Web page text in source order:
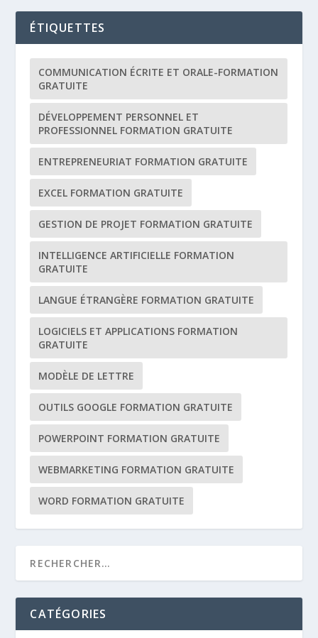
ÉTIQUETTES
COMMUNICATION ÉCRITE ET ORALE-FORMATION
GRATUITE
DÉVELOPPEMENT PERSONNEL ET
PROFESSIONNEL FORMATION GRATUITE
ENTREPRENEURIAT FORMATION GRATUITE
EXCEL FORMATION GRATUITE
GESTION DE PROJET FORMATION GRATUITE
INTELLIGENCE ARTIFICIELLE FORMATION
GRATUITE
LANGUE ÉTRANGÈRE FORMATION GRATUITE
LOGICIELS ET APPLICATIONS FORMATION
GRATUITE
MODÈLE DE LETTRE
OUTILS GOOGLE FORMATION GRATUITE
POWERPOINT FORMATION GRATUITE
WEBMARKETING FORMATION GRATUITE
WORD FORMATION GRATUITE
CATÉGORIES